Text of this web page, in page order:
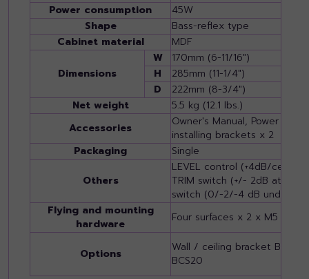
Power consumption
45W
Shape
Bass-reflex type
Cabinet material
MDF
Dimensions
W
170mm (6-11/16")
H
285mm (11-1/4")
D
222mm (8-3/4")
Net weight
5.5 kg (12.1 lbs.)
Accessories
Owner's Manual, Power
installing brackets x 2
Packaging
Single
Others
LEVEL control (+4dB/center
TRIM switch (+/- 2dB at HF)
switch (0/-2/-4 dB under
Flying and mounting
hardware
Four surfaces x 2 x M5 (60
Options
Wall / ceiling bracket
BCS20